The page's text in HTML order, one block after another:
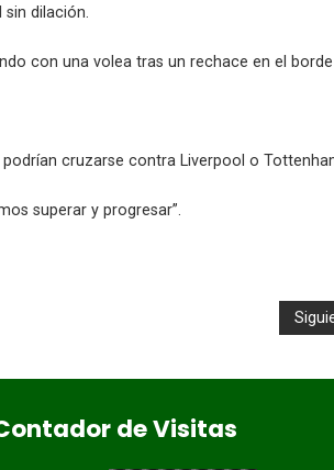
dilación.
con una volea tras un rechace en el borde
cruzarse contra Liverpool o
superar y progresar”.
de Visitas